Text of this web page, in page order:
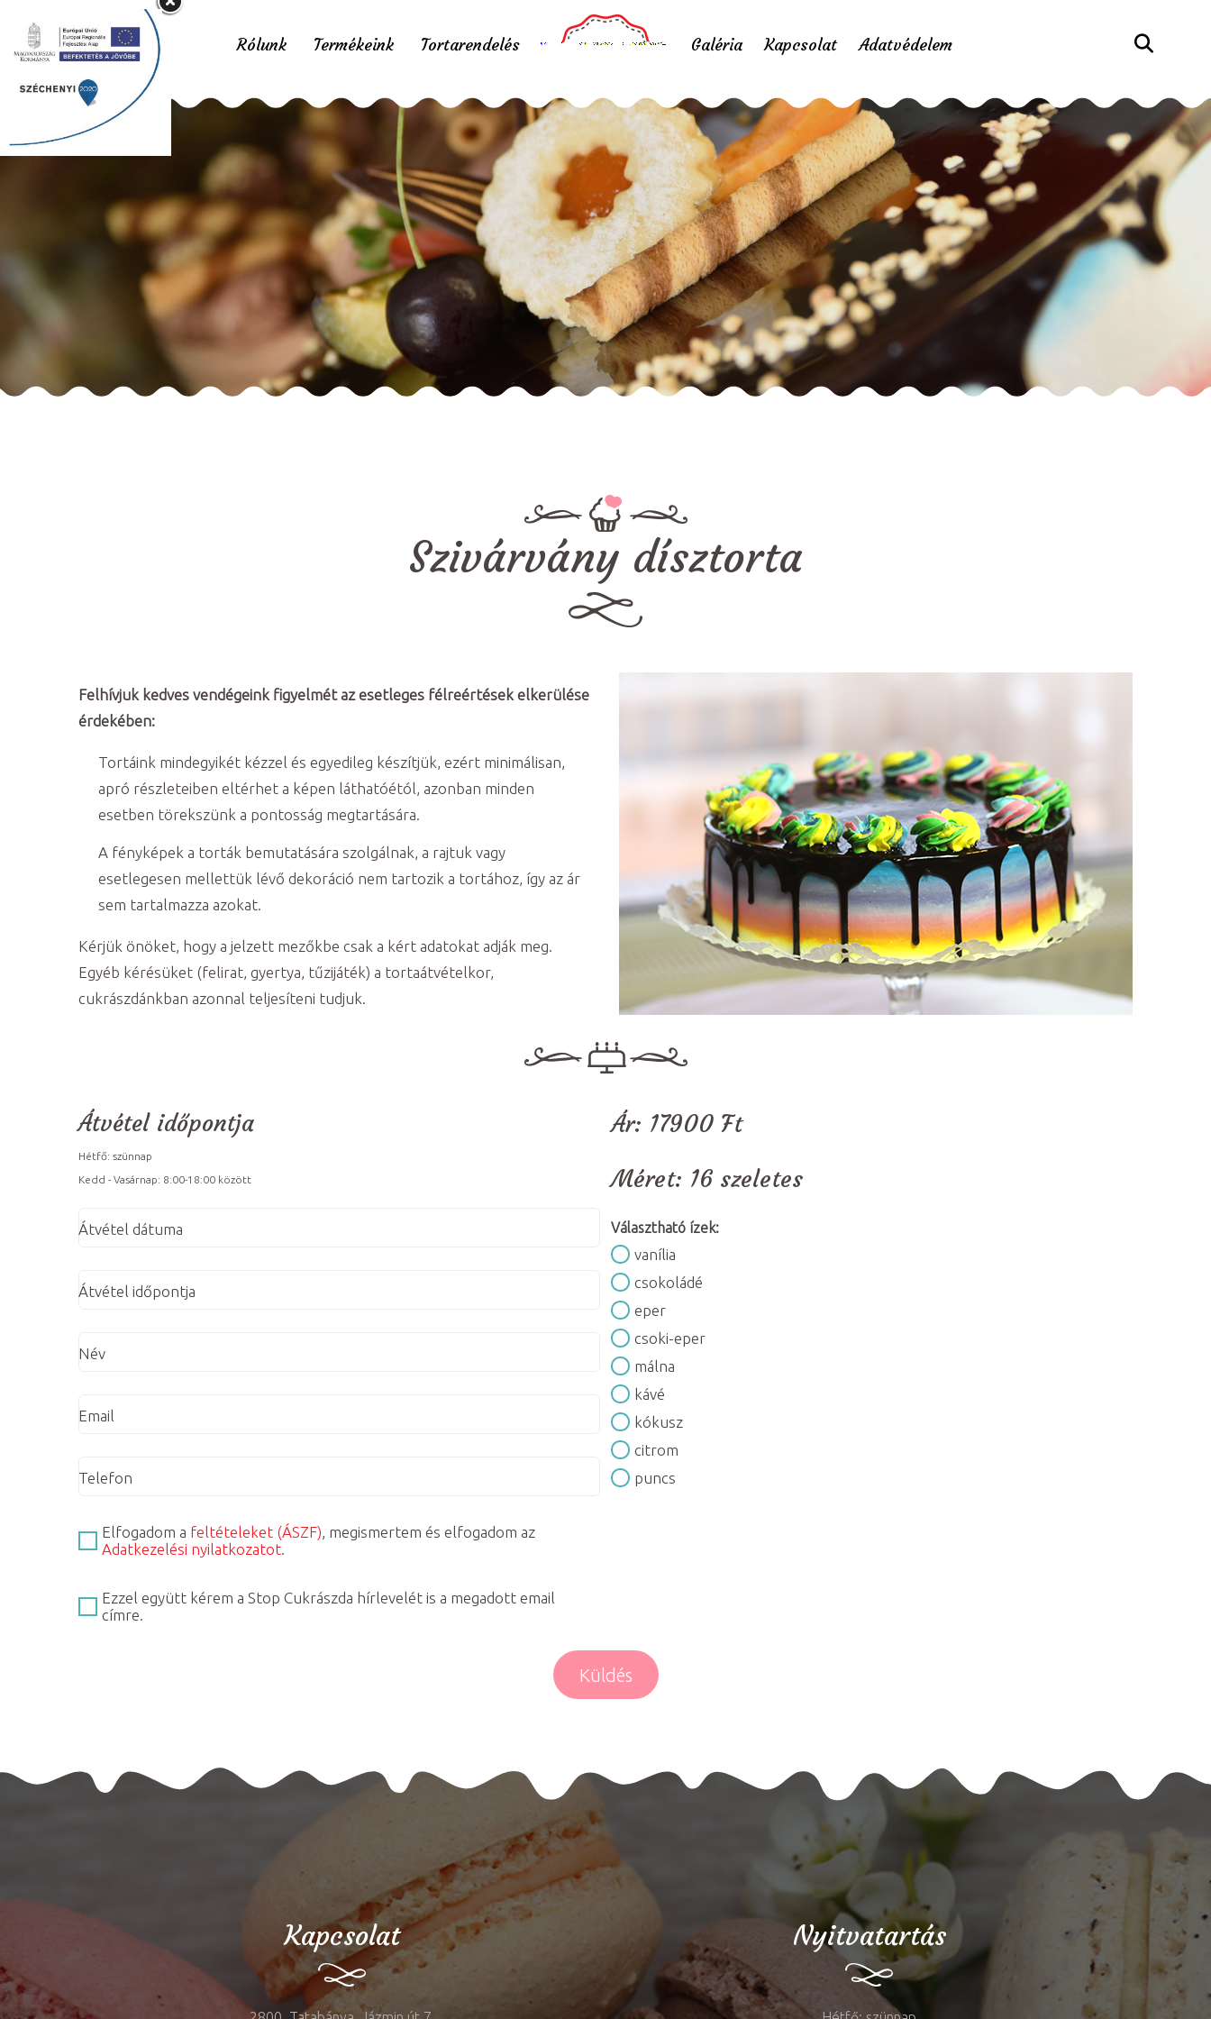
Rólunk Termékeink Tortarendelés Galéria Kapcsolat Adatvédelem
Szivárvány dísztorta
Home / Szivárvány dísztorta
Szivárvány dísztorta
Felhívjuk kedves vendégeink figyelmét az esetleges félreértések elkerülése
érdekében:
Tortáink mindegyikét kézzel és egyedileg készítjük, ezért minimálisan,
apró részleteiben eltérhet a képen láthatóétól, azonban minden
esetben törekszünk a pontosság megtartására.
A fényképek a torták bemutatására szolgálnak, a rajtuk vagy
esetlegesen mellettük lévő dekoráció nem tartozik a tortához, így az ár
sem tartalmazza azokat.
Kérjük önöket, hogy a jelzett mezőkbe csak a kért adatokat adják meg.
Egyéb kérésüket (felirat, gyertya, tűzijáték) a tortaátvételkor,
cukrászdánkban azonnal teljesíteni tudjuk.
Átvétel időpontja
Hétfő: szünnap
Kedd - Vasárnap: 8:00-18:00 között
Átvétel dátuma
Átvétel időpontja
Név
Email
Telefon
Elfogadom a feltételeket (ÁSZF), megismertem és elfogadom az
Adatkezelési nyilatkozatot.
Ezzel együtt kérem a Stop Cukrászda hírlevelét is a megadott email
címre.
Ár: 17900 Ft
Méret: 16 szeletes
Választható ízek:
vanília
csokoládé
eper
csoki-eper
málna
kávé
kókusz
citrom
puncs
Küldés
Kapcsolat Nyitvatartás